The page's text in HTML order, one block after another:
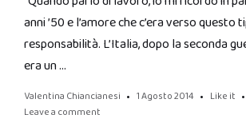
anni ’50 e l’amore che c’era verso questo
responsabilità. L’Italia, dopo la seconda
era un …
Valentina Chiancianesi 1 Agosto 2014 Like it
Leave a comment